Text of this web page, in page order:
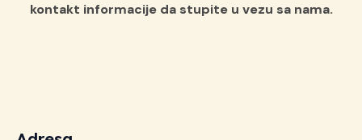
kontakt informacije da stupite u vezu sa nama.